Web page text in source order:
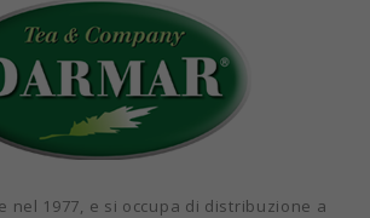
nel 1977, e si occupa di distribuzione a